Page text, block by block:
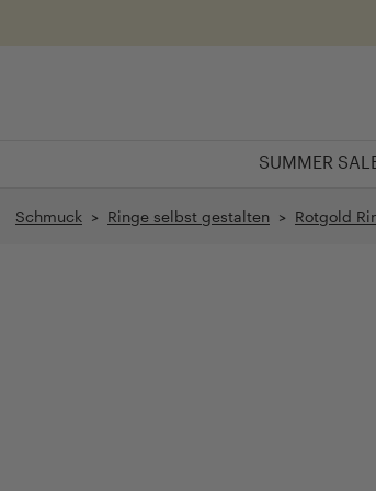
SUMMER
SUMMER
Schmuck > Ringe selbst gestalten > Rotgold